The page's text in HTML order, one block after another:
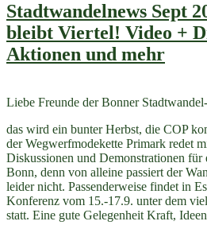
Stadtwandelnews Sept
bleibt Viertel! Video +
Aktionen und mehr
Liebe Freunde der Bonner
das wird ein bunter Herbst, die COP
der Wegwerfmodekette Primark redet
Diskussionen und Demonstrationen für
Bonn, denn von alleine passiert der
leider nicht. Passenderweise findet in
Konferenz vom 15.-17.9. unter dem
statt. Eine gute Gelegenheit Kraft,